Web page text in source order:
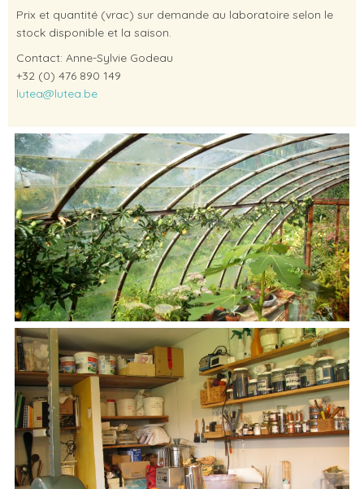
Prix et quantité (vrac) sur demande au laboratoire selon le
stock disponible et la saison.
Contact: Anne-Sylvie Godeau
+32 (0) 476 890 149
lutea@lutea.be